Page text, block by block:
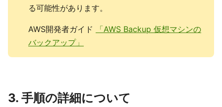
る可能性があります。
AWS開発者ガイド
「AWS Backup 仮想マシンの
バックアップ」
3. 手順の詳細について